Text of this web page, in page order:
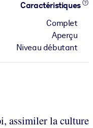
Caractéristiques
Complet
Aperçu
Niveau débutant
assimiler la culture